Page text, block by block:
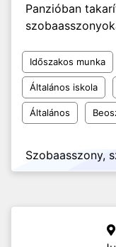
Panzióban
Időszakos munka
Általános iskola
Általános
Szobaasszony,